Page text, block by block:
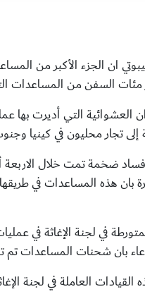
ان الجزء الأكبر من
السفن من المساعدات
العشوائية التي أديرت بها
تجار محليون في كينيا
ضخمة تمت خلال الاربعة
بان هذه المساعدات في
في لجنة الإغاثة في
بان شحنات المساعدات تم
العاملة في لجنة